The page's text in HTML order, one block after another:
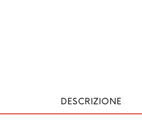
DESCRIZIONE